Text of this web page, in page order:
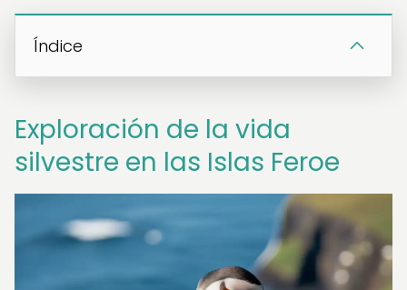
Índice
Exploración de la vida
silvestre en las Islas Feroe